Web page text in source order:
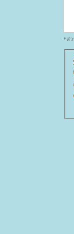
*ส่ว